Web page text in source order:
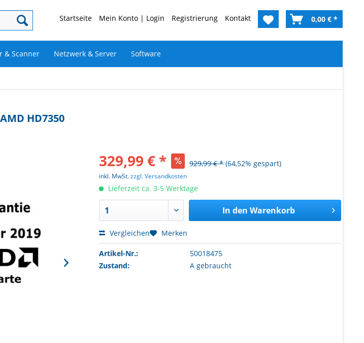
Startseite Mein Konto | Login Registrierung Kontakt 0,00 € *
& Scanner Netzwerk & Server Software
HD7350
329,99 € * 929,99 € * (64,52% gespart)
inkl. MwSt.zzgl. Versandkosten
Lieferzeit ca. 3-5 Werktage
In den Warenkorb
Vergleichen Merken
Artikel-Nr.:
50018475
Zustand:
A gebraucht